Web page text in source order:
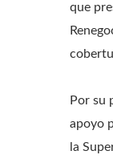
que
Por su
apoyo
la